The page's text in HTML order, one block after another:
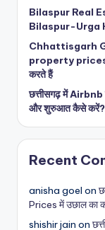
Bilaspur Real
Bilaspur-Urga
Chhattisgarh
property
करते हैं
छत्तीसगढ़ में Airbnb
और शुरुआत कैसे करें?
Recent
anisha goel on
Prices में उछाल का
shishir jain on